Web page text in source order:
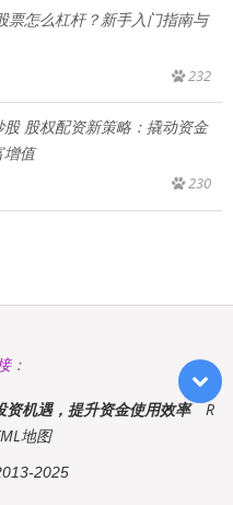
票怎么杠杆？新手入门指南与
232
股权配资新策略：撬动资金
增值
230
：
资机遇，提升资金使用效率
R
地图
2025